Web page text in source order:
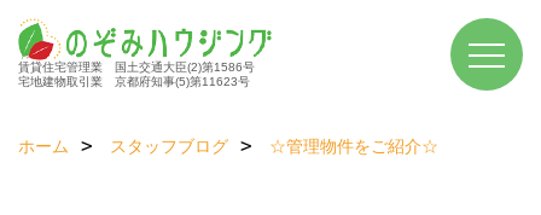
賃貸住宅管理業 国土交通大臣(2)第1586号
宅地建物取引業 京都府知事(5)第11623号
ホーム スタッフブログ ☆管理物件をご紹介☆